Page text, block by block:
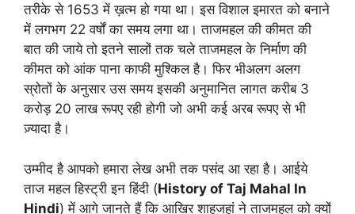
तरीके से 1653 में ख़त्म हो गया था। इस विशाल इमारत को बनाने
में लगभग 22 वर्षों का समय लगा था। ताजमहल की कीमत की
बात की जाये तो इतने सालों तक चले ताजमहल के निर्माण की
कीमत को आंक पाना काफी मुश्किल है। फिर भीअलग अलग
स्रोतों के अनुसार उस समय इसकी अनुमानित लागत करीब 3
करोड़ 20 लाख रूपए रही होगी जो अभी कई अरब रूपए से भी
ज़्यादा है।
उम्मीद है आपको हमारा लेख अभी तक पसंद आ रहा है। आईये
ताज महल हिस्ट्री इन हिंदी (History of Taj Mahal In
Hindi) में आगे जानते हैं कि आखिर शाहजहां ने ताजमहल को क्यों